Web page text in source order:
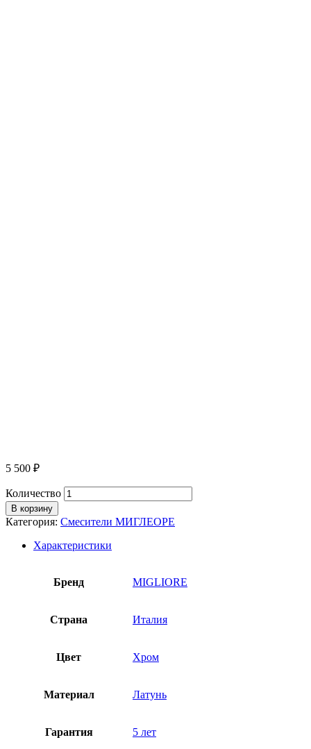
5 500 ₽
Количество
В корзину
Категория: Смесители МИГЛЕОРЕ
Характеристики
Бренд MIGLIORE
Страна Италия
Цвет Хром
Материал Латунь
Гарантия 5 лет